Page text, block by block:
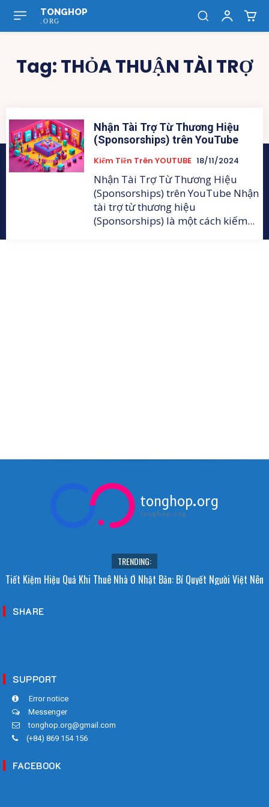
TONGHOP
.ORG
Tag:THỎA THUẬN TÀI TRỢ
Nhận Tài Trợ Từ Thương Hiệu
(Sponsorships) trên YouTube
Kiếm Tiền Trên YOUTUBE 18/11/2024
Nhận Tài Trợ Từ Thương Hiệu
(Sponsorships) trên YouTube Nhận
tài trợ từ thương hiệu
(Sponsorships) là một cách kiếm...
tonghop.org
tonghop.org
TRENDING:
Tiết Kiệm Hiệu Quả Khi Thuê Nhà Ở Nhật Bản: Bí Quyết Người Việt Nên
SHARE
SUPPORT
Error notice
Messenger
tonghop.org@gmail.com
(+84) 869 154 156
FACEBOOK